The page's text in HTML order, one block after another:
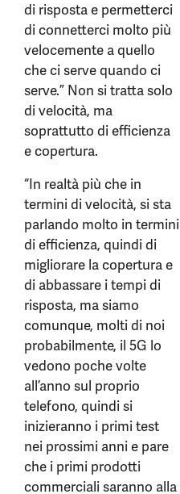
di risposta e permetterci
di connetterci molto più
velocemente a quello
che ci serve quando ci
serve.” Non si tratta solo
di velocità, ma
soprattutto di efficienza
e copertura.
“In realtà più che in
termini di velocità, si sta
parlando molto in termini
di efficienza, quindi di
migliorare la copertura e
di abbassare i tempi di
risposta, ma siamo
comunque, molti di noi
probabilmente, il 5G lo
vedono poche volte
all’anno sul proprio
telefono, quindi si
inizieranno i primi test
nei prossimi anni e pare
che i primi prodotti
commerciali saranno alla